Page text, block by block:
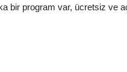
bir program var, ücretsiz ve